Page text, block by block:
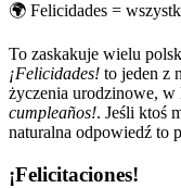
🌍 Felicidades =
To zaskakuje wielu
¡Felicidades! to jeden z
życzenia urodzinowe, w
cumpleaños!. Jeśli ktoś
naturalna odpowiedź to
¡Felicitaciones!